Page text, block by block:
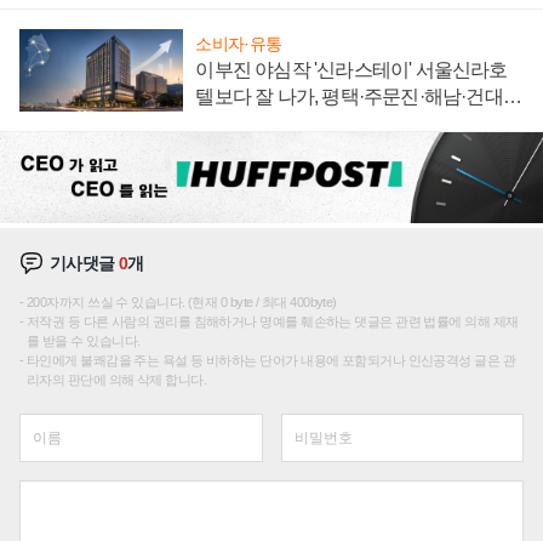
소비자·유통
이부진 야심작 '신라스테이' 서울신라호
텔보다 잘 나가, 평택·주문진·해남·건대로
기사댓글0개
200자까지 쓰실 수 있습니다. (현재 0 byte / 최대 400byte)
저작권 등 다른 사람의 권리를 침해하거나 명예를 훼손하는 댓글은 관련 법률에 의해 제재
를 받을 수 있습니다.
타인에게 불쾌감을 주는 욕설 등 비하하는 단어가 내용에 포함되거나 인신공격성 글은 관
리자의 판단에 의해 삭제 합니다.